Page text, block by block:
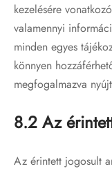
kezelésére
valamennyi
minden egyes
könnyen
megfogalmazva
8.2 Az
Az érintett jogosult